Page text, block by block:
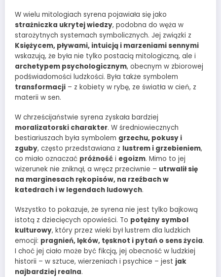
W wielu mitologiach syrena pojawiała się jako
strażniczka ukrytej wiedzy, podobna do węża w
starożytnych systemach symbolicznych. Jej związki z
Księżycem, pływami, intuicją i marzeniami sennymi
wskazują, że była nie tylko postacią mitologiczną, ale i
archetypem psychologicznym, obecnym w zbiorowej
podświadomości ludzkości. Była także symbolem
transformacji – z kobiety w rybę, ze światła w cień, z
materii w sen.
W chrześcijaństwie syrena zyskała bardziej
moralizatorski charakter. W średniowiecznych
bestiariuszach była symbolem grzechu, pokusy i
zguby, często przedstawiana z lustrem i grzebieniem,
co miało oznaczać próżność i egoizm. Mimo to jej
wizerunek nie zniknął, a wręcz przeciwnie – utrwalił się
na marginesach rękopisów, na rzeźbach w
katedrach i w legendach ludowych.
Wszystko to pokazuje, że syrena nie jest tylko bajkową
istotą z dziecięcych opowieści. To potężny symbol
kulturowy, który przez wieki był lustrem dla ludzkich
emocji: pragnień, lęków, tęsknot i pytań o sens życia.
I choć jej ciało może być fikcją, jej obecność w ludzkiej
historii – w sztuce, wierzeniach i psychice – jest jak
najbardziej realna.